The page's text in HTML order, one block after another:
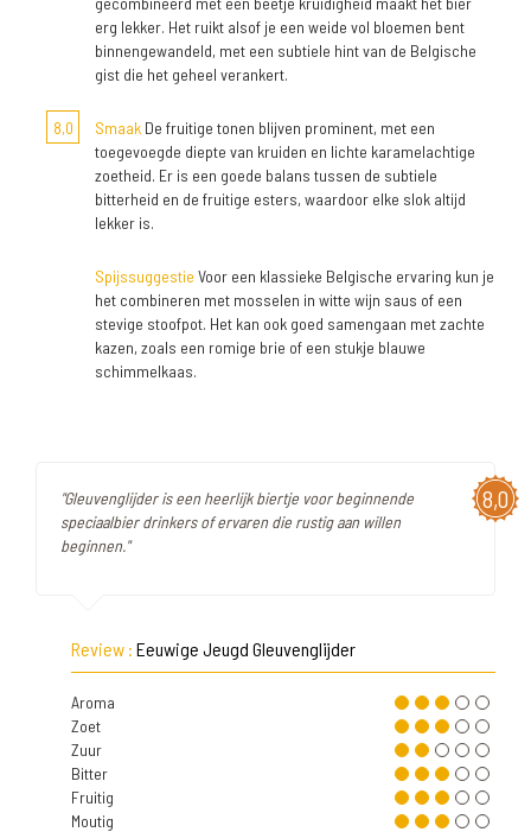
erg lekker. Het ruikt alsof je een weide vol bloemen bent
binnengewandeld, met een subtiele hint van de Belgische
gist die het geheel verankert.
8,0 Smaak De fruitige tonen blijven prominent, met een
toegevoegde diepte van kruiden en lichte karamelachtige
zoetheid. Er is een goede balans tussen de subtiele
bitterheid en de fruitige esters, waardoor elke slok altijd
lekker is.
Spijssuggestie Voor een klassieke Belgische ervaring kun je
het combineren met mosselen in witte wijn saus of een
stevige stoofpot. Het kan ook goed samengaan met zachte
kazen, zoals een romige brie of een stukje blauwe
schimmelkaas.
8,0
"Gleuvenglijder is een heerlijk biertje voor beginnende
speciaalbier drinkers of ervaren die rustig aan willen
beginnen."
Review : Eeuwige Jeugd Gleuvenglijder
Aroma
Zoet
Zuur
Bitter
Fruitig
Moutig